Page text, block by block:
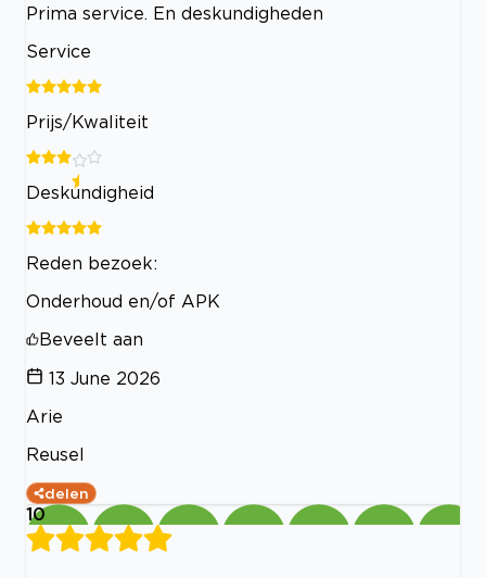
Prima service. En deskundigheden
Service
Prijs/Kwaliteit
Deskundigheid
Reden bezoek:
Onderhoud en/of APK
Beveelt aan
13 June 2026
Arie
Reusel
delen
10